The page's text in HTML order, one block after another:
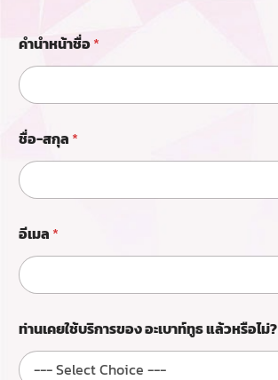
คำนำหน้าชื่อ*
ชื่อ-สกุล *
อีเมล *
ท่านเคยใช้บริการของ อะเบาท์ทูธ แล้วหรือไม่?